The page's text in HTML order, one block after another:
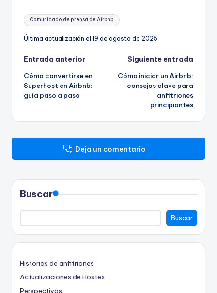
Etiquetas:
Comunicado de prensa de Airbnb
Última actualización el 19 de agosto de 2025
Navegación
de
entradas
Entrada anterior
Cómo convertirse en
Superhost en Airbnb:
guía paso a paso
Siguiente entrada
Cómo iniciar un Airbnb:
consejos clave para
anfitriones
principiantes
Deja un comentario
Buscar
Buscar
Historias de anfitriones
Actualizaciones de Hostex
Perspectivas